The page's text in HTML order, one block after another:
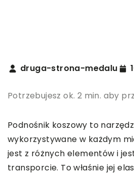
druga-strona-medalu
Potrzebujesz ok. 2 min. aby
Podnośnik koszowy to
wykorzystywane w każdym
jest z różnych elementów i
transporcie. To właśnie jej